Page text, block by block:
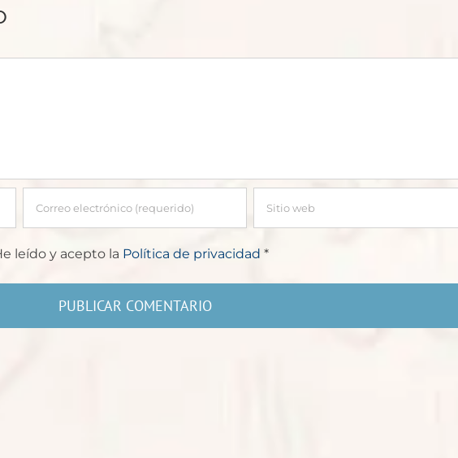
leído y acepto la Política de privacidad*